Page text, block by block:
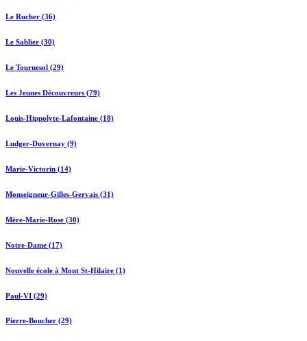
Le Rucher (36)
Le Sablier (30)
Le Tournesol (29)
Les Jeunes Découvreurs (79)
Louis-Hippolyte-Lafontaine (18)
Ludger-Duvernay (9)
Marie-Victorin (14)
Monseigneur-Gilles-Gervais (31)
Mère-Marie-Rose (30)
Notre-Dame (17)
Nouvelle école à Mont St-Hilaire (1)
Paul-VI (29)
Pierre-Boucher (29)